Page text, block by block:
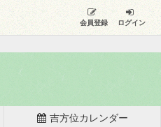
会員登録 ログイン
吉方位カレンダー